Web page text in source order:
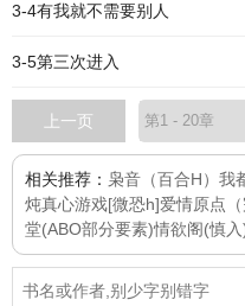
3-4有我就不需要别人
3-5第三次进入
上一页
相关推荐： 枭音（百合H） 我
炖真心游戏[微恐h]爱情原点（
堂(ABO部分要素)情欲阁(慎入